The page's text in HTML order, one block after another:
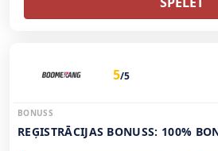
5/5
BONUSS
REĢISTRĀCIJAS BONUSS: 100%